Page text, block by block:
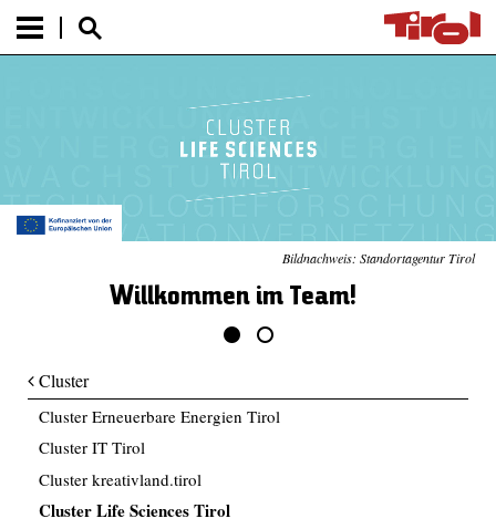
Bildnachweis: Standortagentur Tirol
Willkommen im Team!
Cluster
Cluster Erneuerbare Energien Tirol
Cluster IT Tirol
Cluster kreativland.tirol
Cluster Life Sciences Tirol